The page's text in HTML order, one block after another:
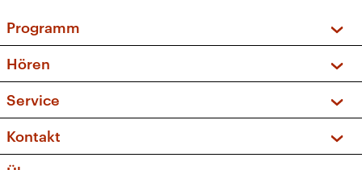
Programm
Sendungen und Podcasts
Musikliste
Kakadu – Das Kinderprogramm
Hören
Frequenzen (UKW + DAB+)
Service
FAQ
Apps
Kontakt